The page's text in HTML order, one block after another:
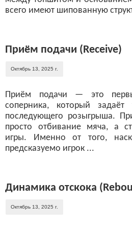
всего имеют шипованную
Приём подачи (Receive)
Октябрь 13, 2025 г.
Приём подачи — это
соперника, который
последующего розыгрыша.
просто отбивание мяча, а
игры. Именно от того,
предсказуемо игрок ...
Динамика отскока
Октябрь 13, 2025 г.